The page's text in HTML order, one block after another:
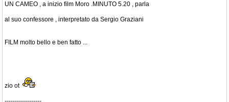
UN CAMEO , a inizio film Moro .MINUTO 5.20 , parla
al suo confessore , interpretato da Sergio Graziani
FILM molto bello e ben fatto ...
zio ot